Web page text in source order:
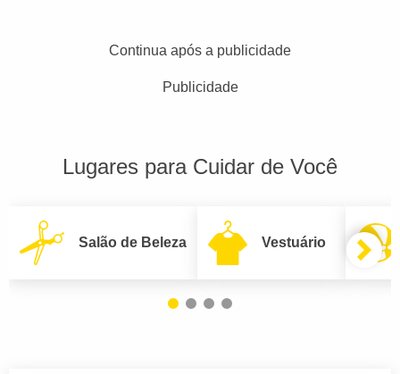
Continua após a publicidade
Publicidade
Lugares para Cuidar de Você
Salão de Beleza Vestuário